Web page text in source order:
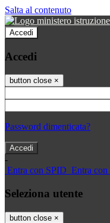
Salta al contenuto
Accedi
Accedi
button close ×
Password dimenticata?
-
Entra con SPID Entra con
Seleziona utente
button close ×